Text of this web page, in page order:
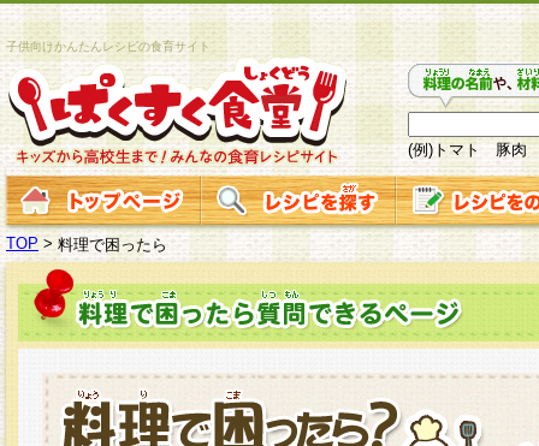
子供向けかんたんレシピの食育サイト
(例)トマト 豚肉
TOP >料理で困ったら